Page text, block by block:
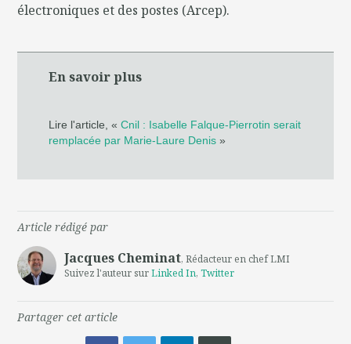
électroniques et des postes (Arcep).
En savoir plus
Lire l'article, «Cnil : Isabelle Falque-Pierrotin serait
remplacée par Marie-Laure Denis »
Article rédigé par
Jacques Cheminat, Rédacteur en chef LMI
Suivez l'auteur surLinked In,Twitter
Partager cet article